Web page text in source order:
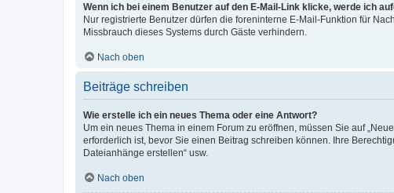
Wenn ich bei einem Benutzer auf den E-Mail-Link klicke, werde ich
Nur registrierte Benutzer dürfen die foreninterne E-Mail-Funktion für
Missbrauch dieses Systems durch Gäste verhindern.
Nach oben
Beiträge schreiben
Wie erstelle ich ein neues Thema oder eine Antwort?
Um ein neues Thema in einem Forum zu eröffnen, müssen Sie auf
erforderlich ist, bevor Sie einen Beitrag schreiben können. Ihre
Dateianhänge erstellen“ usw.
Nach oben